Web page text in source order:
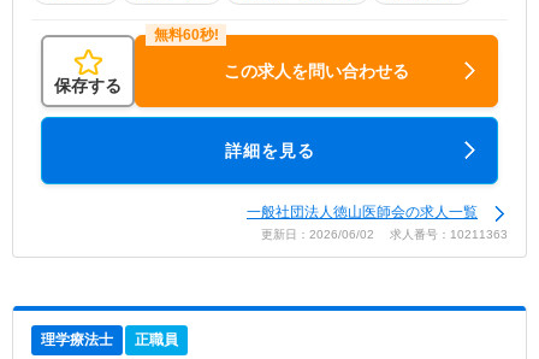
保存する
この求人を問い合わせる
詳細を見る
一般社団法人徳山医師会の求人一覧
更新日：2026/06/02 求人番号：10211363
理学療法士 正職員